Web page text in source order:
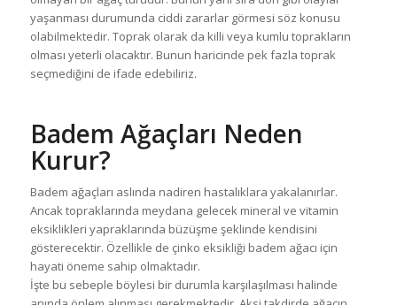
yaşanması durumunda ciddi zararlar görmesi söz konusu
olabilmektedir. Toprak olarak da killi veya kumlu toprakların
olması yeterli olacaktır. Bunun haricinde pek fazla toprak
seçmediğini de ifade edebiliriz.
Badem Ağaçları Neden
Kurur?
Badem ağaçları aslında nadiren hastalıklara yakalanırlar.
Ancak topraklarında meydana gelecek mineral ve vitamin
eksiklikleri yapraklarında büzüşme şeklinde kendisini
gösterecektir. Özellikle de çinko eksikliği badem ağacı için
hayati öneme sahip olmaktadır.
İşte bu sebeple böylesi bir durumla karşılaşılması halinde